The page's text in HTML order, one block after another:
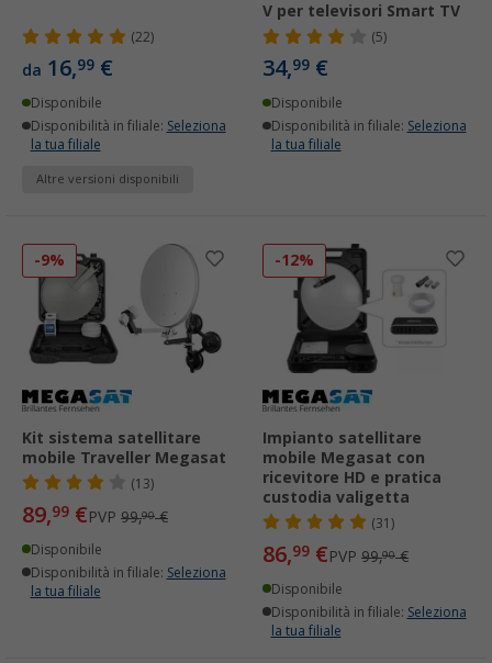
(22)
da 16,99 €
Disponibile
Disponibilità in filiale: Seleziona
la tua filiale
Altre versioni disponibili
V per televisori Smart TV
(5)
34,99 €
Disponibile
Disponibilità in filiale: Seleziona
la tua filiale
-9%
Kit sistema satellitare
mobile Traveller Megasat
(13)
89,99 €PVP 99,90€
Disponibile
Disponibilità in filiale: Seleziona
la tua filiale
-12%
Impianto satellitare
mobile Megasat con
ricevitore HD e pratica
custodia valigetta
(31)
86,99 €PVP 99,90€
Disponibile
Disponibilità in filiale: Seleziona
la tua filiale